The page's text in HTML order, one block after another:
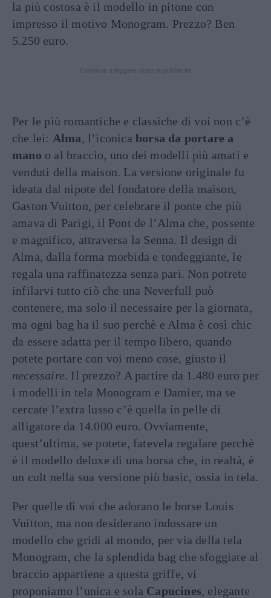
la più costosa è il modello in pitone con
impresso il motivo Monogram. Prezzo? Ben
5.250 euro.
Per le più romantiche e classiche di voi non c’è
che lei: Alma, l’iconicaborsa da portare a
mano o al braccio, uno dei modelli più amati e
venduti della maison. La versione originale fu
ideata dal nipote del fondatore della maison,
Gaston Vuitton, per celebrare il ponte che più
amava di Parigi, il Pont de l’Alma che, possente
e magnifico, attraversa la Senna. Il design di
Alma, dalla forma morbida e tondeggiante, le
regala una raffinatezza senza pari. Non potrete
infilarvi tutto ciò che una Neverfull può
contenere, ma solo il necessaire per la giornata,
ma ogni bag ha il suo perchè e Alma è così chic
da essere adatta per il tempo libero, quando
potete portare con voi meno cose, giusto il
necessaire. Il prezzo? A partire da 1.480 euro per
i modelli in tela Monogram e Damier, ma se
cercate l’extra lusso c’è quella in pelle di
alligatore da 14.000 euro. Ovviamente,
quest’ultima, se potete, fatevela regalare perchè
è il modello deluxe di una borsa che, in realtà, è
un cult nella sua versione più basic, ossia in tela.
Per quelle di voi che adorano le borse Louis
Vuitton, ma non desiderano indossare un
modello che gridi al mondo, per via della tela
Monogram, che la splendida bag che sfoggiate al
braccio appartiene a questa griffe, vi
proponiamo l’unica e sola Capucines, elegante